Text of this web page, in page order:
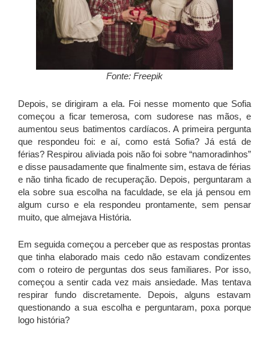
Fonte: Freepik
Depois, se dirigiram a ela. Foi nesse momento que Sofia
começou a ficar temerosa, com sudorese nas mãos, e
aumentou seus batimentos cardíacos. A primeira pergunta
que respondeu foi: e aí, como está Sofia? Já está de
férias? Respirou aliviada pois não foi sobre “namoradinhos”
e disse pausadamente que finalmente sim, estava de férias
e não tinha ficado de recuperação. Depois, perguntaram a
ela sobre sua escolha na faculdade, se ela já pensou em
algum curso e ela respondeu prontamente, sem pensar
muito, que almejava História.
Em seguida começou a perceber que as respostas prontas
que tinha elaborado mais cedo não estavam condizentes
com o roteiro de perguntas dos seus familiares. Por isso,
começou a sentir cada vez mais ansiedade. Mas tentava
respirar fundo discretamente. Depois, alguns estavam
questionando a sua escolha e perguntaram, poxa porque
logo história?